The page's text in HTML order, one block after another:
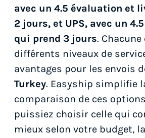
avec un 4.5 évaluation et
2 jours, et UPS, avec un
qui prend 3 jours.
différents niveaux de
avantages pour les envois
Turkey. Easyship simplifie
comparaison de ces
puissiez choisir celle qui
mieux selon votre budget,